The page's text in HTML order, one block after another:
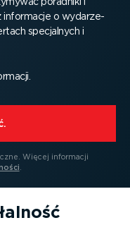
informacje o wydarze­
specjalnych i
Więcej informacji
.